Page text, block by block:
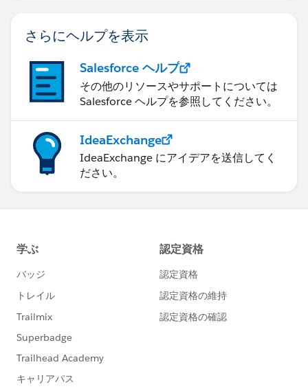
さらにヘルプを表示
Salesforce ヘルプ
その他のリソースやサポートについては
Salesforce ヘルプを参照してください。
IdeaExchange
IdeaExchange にアイデアを送信してく
ださい。